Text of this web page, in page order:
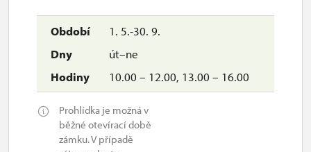
1. 5.-30. 9.
út–ne
10.00 – 12.00, 13.00 – 16.00
Prohlídka je možná v
běžné otevírací době
zámku. V případě